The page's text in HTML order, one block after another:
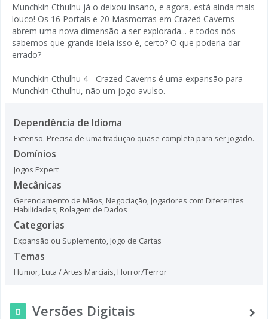
Munchkin Cthulhu já o deixou insano, e agora, está ainda mais
louco! Os 16 Portais e 20 Masmorras em Crazed Caverns
abrem uma nova dimensão a ser explorada... e todos nós
sabemos que grande ideia isso é, certo? O que poderia dar
errado?
Munchkin Cthulhu 4 - Crazed Caverns é uma expansão para
Munchkin Cthulhu, não um jogo avulso.
Dependência de Idioma
Extenso. Precisa de uma tradução quase completa para ser jogado.
Domínios
Jogos Expert
Mecânicas
Gerenciamento de Mãos, Negociação, Jogadores com Diferentes
Habilidades, Rolagem de Dados
Categorias
Expansão ou Suplemento, Jogo de Cartas
Temas
Humor, Luta / Artes Marciais, Horror/Terror
Versões Digitais